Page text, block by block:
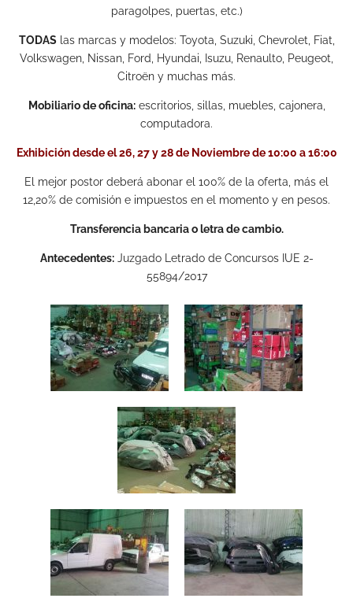
paragolpes, puertas, etc.)
TODASlas marcas y modelos: Toyota, Suzuki, Chevrolet, Fiat,
Volkswagen, Nissan, Ford, Hyundai, Isuzu, Renaulto, Peugeot,
Citroën y muchas más.
Mobiliario de oficina:escritorios, sillas, muebles, cajonera,
computadora.
Exhibición desde el 26, 27 y 28 de Noviembre de 10:00 a 16:00
El mejor postor deberá abonar el 100% de la oferta, más el
12,20% de comisión e impuestos en el momento y en pesos.
Transferencia bancaria o letra de cambio.
Antecedentes:Juzgado Letrado de Concursos IUE 2-
55894/2017